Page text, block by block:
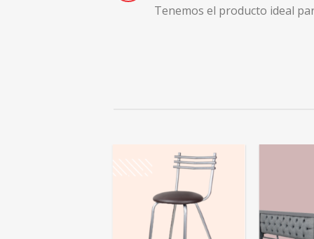
Tenemos el producto ideal